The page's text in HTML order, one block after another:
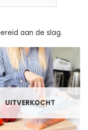
aan de slag.
UITVERKOCHT